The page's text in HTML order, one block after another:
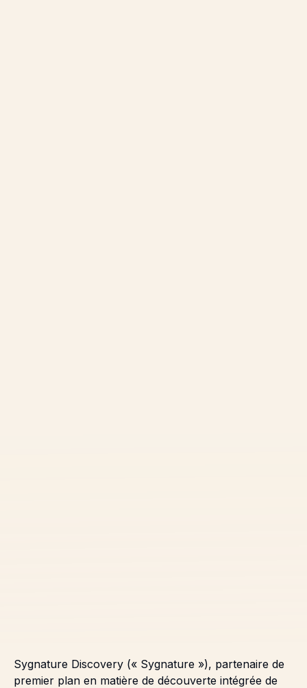
Sygnature Discovery (« Sygnature »), partenaire de
premier plan en matière de découverte intégrée de